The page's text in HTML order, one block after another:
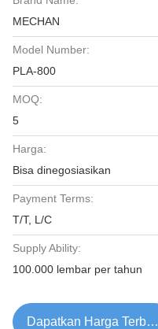
MECHAN
Model Number:
PLA-800
MOQ:
5
Harga:
Bisa dinegosiasikan
Payment Terms:
T/T, L/C
Supply Ability:
100.000 lembar per tahun
Dapatkan Harga Terbaik